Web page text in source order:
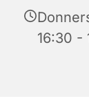
16:30 -